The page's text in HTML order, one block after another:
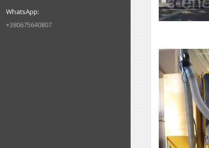
+380675640807